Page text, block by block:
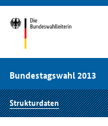
Bundestagswahl 2013
Strukturdaten